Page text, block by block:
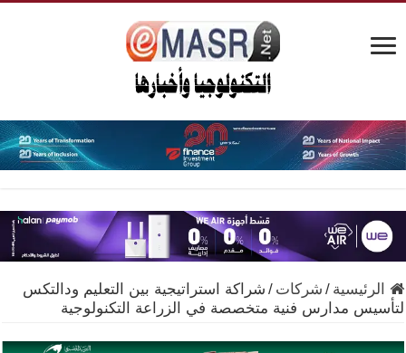
الرئيسية / شركات / شراكة استراتيجية بين التعليم ودالتكس
لتأسيس مدارس فنية متخصصة في الزراعة التكنولوجية